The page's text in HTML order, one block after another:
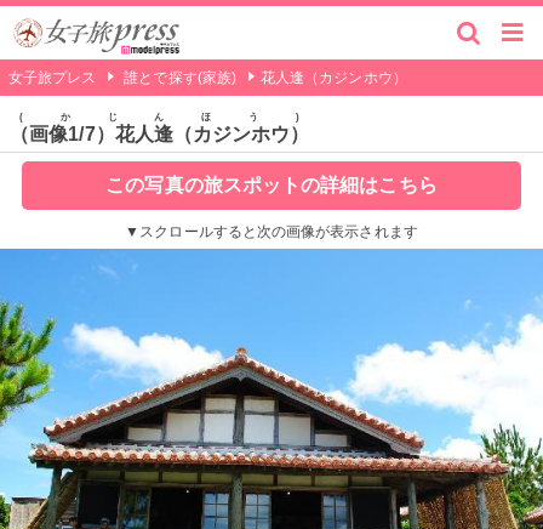
女子旅プレス 誰とで探す(家族) 花人逢（カジンホウ）
（画像1/7）花人逢（カジンホウ）
かじんほう
この写真の旅スポットの詳細はこちら
▼スクロールすると次の画像が表示されます